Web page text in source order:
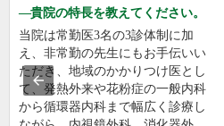
貴院の特長を教えてください。
当院は常勤医3名の3診体制に加
え、非常勤の先生にもお手伝いい
ただき、地域のかかりつけ医とし
て、発熱外来や花粉症の一般内科
から循環器内科まで幅広く診療し